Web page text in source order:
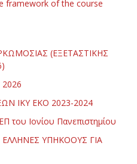
framework of the course
(ΕΞΕΤΑΣΤΙΚΗΣ
ΙΚΥ ΕΚΟ 2023-2024
του Ιονίου Πανεπιστημίου
ΥΠΗΚΟΟΥΣ ΓΙΑ